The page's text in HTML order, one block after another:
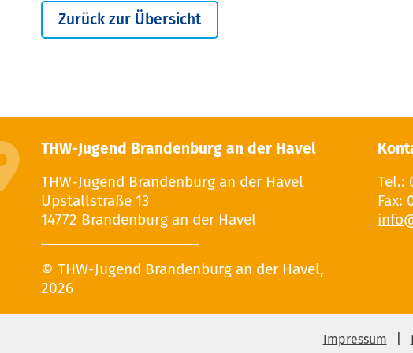
Zurück zur Übersicht
THW-Jugend Brandenburg an der Havel
THW-Jugend Brandenburg an der Havel
Upstallstraße 13
14772 Brandenburg an der Havel
© THW-Jugend Brandenburg an der Havel,
2026
Tel.:
Fax:
Impressum